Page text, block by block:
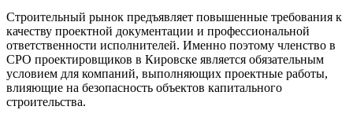
Строительный рынок предъявляет повышенные требования к
качеству проектной документации и профессиональной
ответственности исполнителей. Именно поэтому членство в
СРО проектировщиков в Кировске является обязательным
условием для компаний, выполняющих проектные работы,
влияющие на безопасность объектов капитального
строительства.